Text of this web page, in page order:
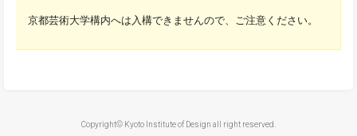
京都芸術大学構内へは入構できませんので、ご注意ください。
Copyright© Kyoto Institute of Design all right reserved.